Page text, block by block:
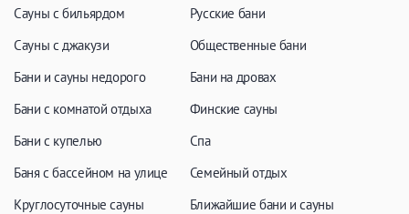
Сауны с бильярдом
Сауны с джакузи
Бани и сауны недорого
Бани с комнатой отдыха
Бани с купелью
Баня с бассейном на улице
Круглосуточные сауны
Русские бани
Общественные бани
Бани на дровах
Финские сауны
Спа
Семейный отдых
Ближайшие бани и сауны